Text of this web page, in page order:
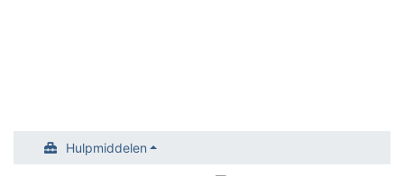
Hulpmiddelen